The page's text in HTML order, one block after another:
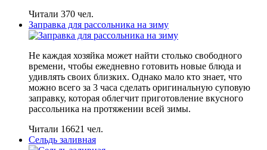
Читали 370 чел.
Заправка для рассольника на зиму
Не каждая хозяйка может найти столько свободного
времени, чтобы ежедневно готовить новые блюда и
удивлять своих близких. Однако мало кто знает, что
можно всего за 3 часа сделать оригинальную суповую
заправку, которая облегчит приготовление вкусного
рассольника на протяжении всей зимы.
Читали 16621 чел.
Сельдь заливная